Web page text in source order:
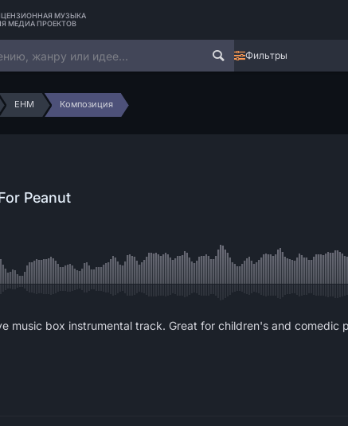
МУЗЫКА
МЕДИА ПРОЕКТОВ
Фильтры
EHM Композиция
Peanut
music box instrumental track. Great for children's and comedic